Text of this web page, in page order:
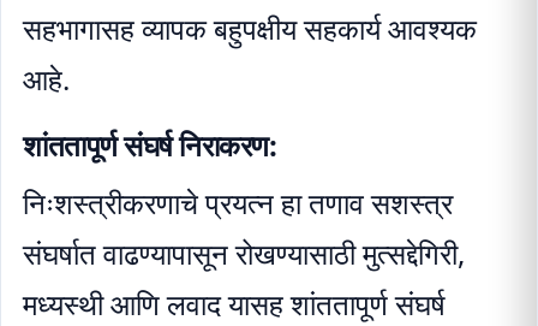
सहभागासह व्यापक बहुपक्षीय सहकार्य आवश्यक
आहे.
शांततापूर्ण संघर्ष निराकरण:
निःशस्त्रीकरणाचे प्रयत्न हा तणाव सशस्त्र
संघर्षात वाढण्यापासून रोखण्यासाठी मुत्सद्देगिरी,
मध्यस्थी आणि लवाद यासह शांततापूर्ण संघर्ष